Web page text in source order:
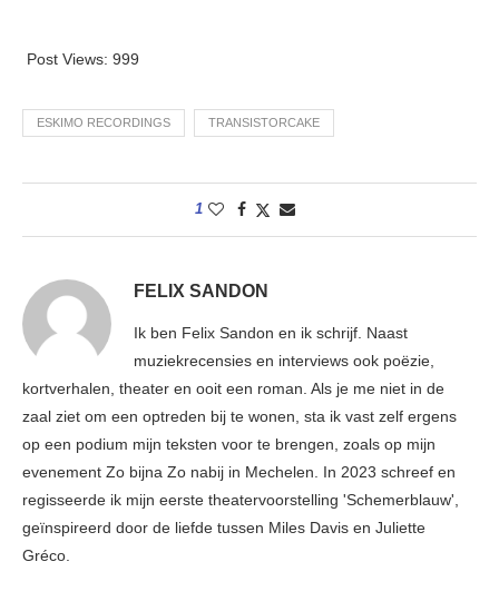
Post Views: 999
ESKIMO RECORDINGS TRANSISTORCAKE
1
FELIX SANDON
Ik ben Felix Sandon en ik schrijf. Naast
muziekrecensies en interviews ook poëzie,
kortverhalen, theater en ooit een roman. Als je me niet in de
zaal ziet om een optreden bij te wonen, sta ik vast zelf ergens
op een podium mijn teksten voor te brengen, zoals op mijn
evenement Zo bijna Zo nabij in Mechelen. In 2023 schreef en
regisseerde ik mijn eerste theatervoorstelling 'Schemerblauw',
geïnspireerd door de liefde tussen Miles Davis en Juliette
Gréco.